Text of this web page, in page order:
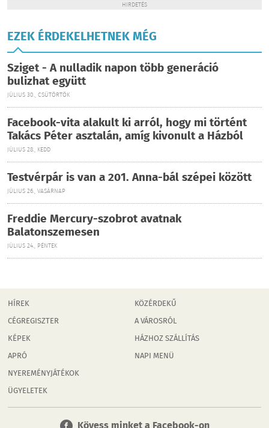
HIRDETÉS
EZEK ÉRDEKELHETNEK MÉG
Sziget - A nulladik napon több generáció
bulizhat együtt
JÚLIUS 30., CSÜTÖRTÖK
Facebook-vita alakult ki arról, hogy mi történt
Takács Péter asztalán, amíg kivonult a Házból
JÚLIUS 28., KEDD
Testvérpár is van a 201. Anna-bál szépei között
JÚLIUS 26., VASÁRNAP
Freddie Mercury-szobrot avatnak
Balatonszemesen
JÚLIUS 24., PÉNTEK
HÍREK
CÉGREGISZTER
KÉPEK
APRÓ
NYEREMÉNYJÁTÉKOK
ÜGYELETEK
KÖZÉRDEKŰ
A VÁROSRÓL
HÁZHOZ SZÁLLÍTÁS
NAPI MENÜ